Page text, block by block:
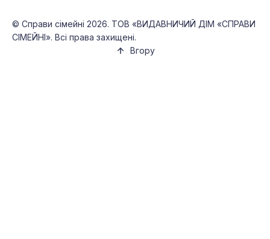
© Справи сімейні 2026. ТОВ «ВИДАВНИЧИЙ ДІМ «СПРАВИ
СІМЕЙНІ». Всі права захищені.
Вгору